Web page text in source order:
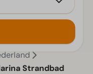
Strandbad